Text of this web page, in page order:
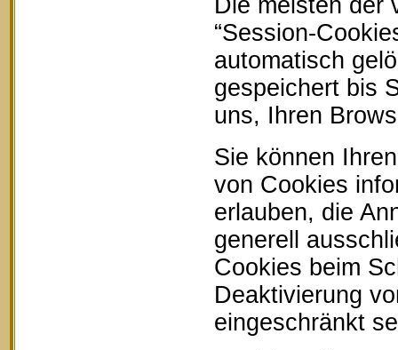
Die meisten der
“Session-
automatisch
gespeichert bis
uns, Ihren
Sie können
von Cookies
erlauben, die
generell
Cookies beim
Deaktivierung
eingeschränkt